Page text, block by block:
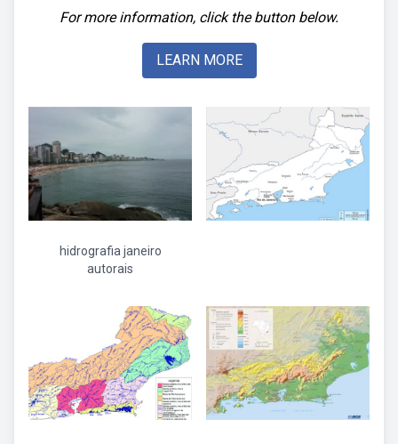
For more information, click the button below.
LEARN MORE
hidrografia janeiro
autorais